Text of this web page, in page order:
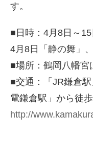
す。
■日時：4月8日～
4月8日「静の舞」
■場所：鶴岡八幡宮
■交通：「JR鎌倉
電鎌倉駅」から徒
http://